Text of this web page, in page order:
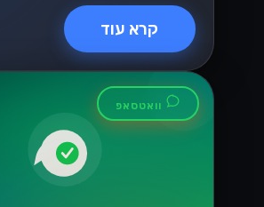
קרא עוד
וואטסאפ